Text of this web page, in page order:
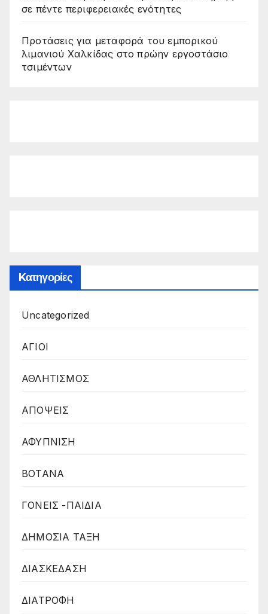
σε πέντε περιφερειακές ενότητες
Προτάσεις για μεταφορά του εμπορικού
λιμανιού Χαλκίδας στο πρώην εργοστάσιο
τσιμέντων
Kατηγορίες
Uncategorized
ΑΓΙΟΙ
ΑΘΛΗΤΙΣΜΟΣ
ΑΠΟΨΕΙΣ
ΑΦΥΠΝΙΣΗ
ΒΟΤΑΝΑ
ΓΟΝΕΙΣ -ΠΑΙΔΙΑ
ΔΗΜΟΣΙΑ ΤΑΞΗ
ΔΙΑΣΚΕΔΑΣΗ
ΔΙΑΤΡΟΦΗ